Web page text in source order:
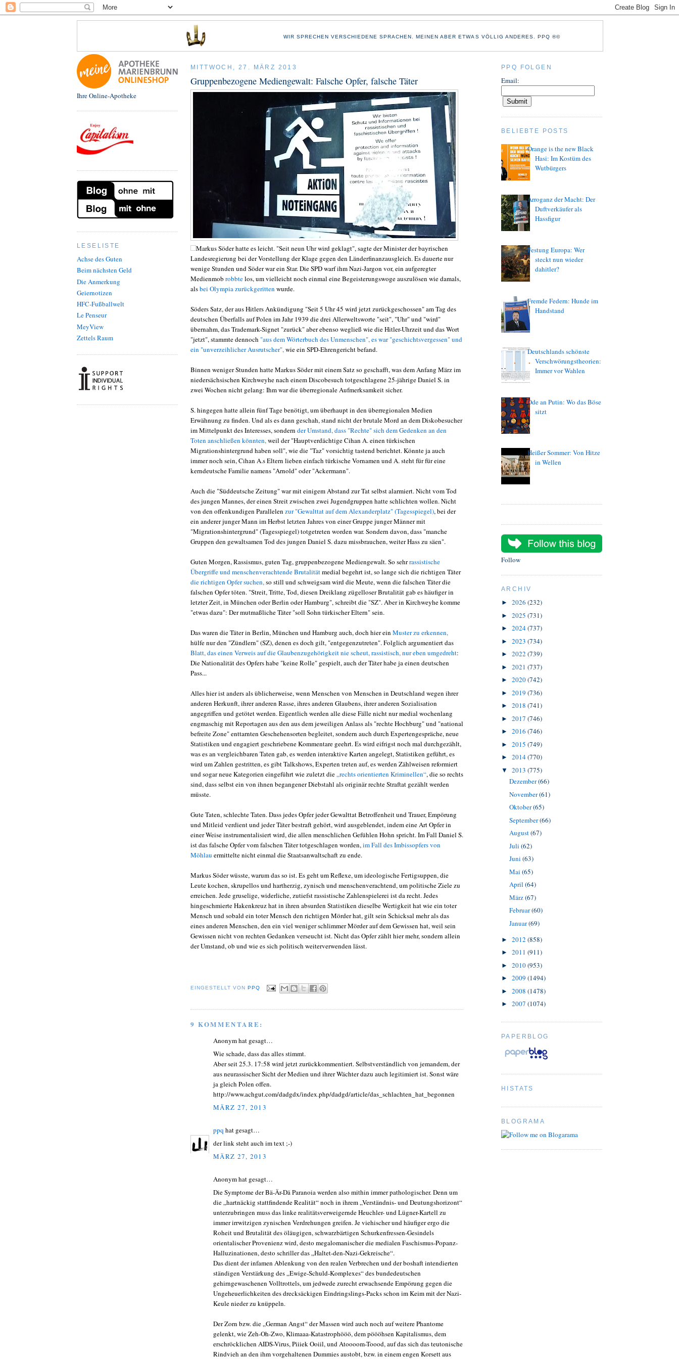
WIR SPRECHEN VERSCHIEDENE SPRACHEN. MEINEN ABER ETWAS VÖLLIG ANDERES. PPQ ®©
Ihre Online-Apotheke
LESELISTE
Achse des Guten
Beim nächsten Geld
Die Anmerkung
Geiernotizen
HFC-Fußballwelt
Le Penseur
MeyView
Zettels Raum
MITTWOCH, 27. MÄRZ 2013
Gruppenbezogene Mediengewalt: Falsche Opfer, falsche Täter
Markus Söder hatte es leicht. "Seit neun Uhr wird geklagt", sagte der Minister der bayrischen
Landesregierung bei der Vorstellung der Klage gegen den Länderfinanzausgleich. Es dauerte nur
wenige Stunden und Söder war ein Star. Die SPD warf ihm Nazi-Jargon vor, ein aufgeregter
Medienmob robbtelos, um vielleicht noch einmal eine Begeisterungswoge auszulösen wie damals,
alsbei Olympia zurückgeritten wurde.
Söders Satz, der aus Hitlers Ankündigung "Seit 5 Uhr 45 wird jetzt zurückgeschossen" am Tag des
deutschen Überfalls auf Polen im Jahr 1939 die drei Allerweltsworte "seit", "Uhr" und "wird"
übernahm, das Trademark-Signet "zurück" aber ebenso wegließ wie die Hitler-Uhrzeit und das Wort
"jetzt", stammte dennoch "aus dem Wörterbuch des Unmenschen", es war "geschichtsvergessen" und
ein "unverzeihlicher Ausrutscher", wie ein SPD-Ehrengericht befand.
Binnen weniger Stunden hatte Markus Söder mit einem Satz so geschafft, was dem Anfang März im
niedersächsischen Kirchweyhe nach einem Discobesuch totgeschlagene 25-jährige Daniel S. in
zwei Wochen nicht gelang: Ihm war die überregionale Aufmerksamkeit sicher.
S. hingegen hatte allein fünf Tage benötigt, um überhaupt in den überregionalen Medien
Erwähnung zu finden. Und als es dann geschah, stand nicht der brutale Mord an dem Diskobesucher
im Mittelpunkt des Interesses, sondern der Umstand, dass "Rechte" sich dem Gedenken an den
Toten anschließen könnten, weil der "Hauptverdächtige Cihan A. einen türkischen
Migrationshintergrund haben soll", wie die "Taz" vorsichtig tastend berichtet. Könnte ja auch
immer noch sein, Cihan A.s Eltern lieben einfach türkische Vornamen und A. steht für für eine
kerndeutsche Familie namens "Arnold" oder "Ackermann".
Auch die "Süddeutsche Zeitung" war mit einigem Abstand zur Tat selbst alarmiert. Nicht vom Tod
des jungen Mannes, der einen Streit zwischen zwei Jugendgruppen hatte schlichten wollen. Nicht
von den offenkundigen Parallelen zur "Gewalttat auf dem Alexanderplatz" (Tagesspiegel), bei der
ein anderer junger Mann im Herbst letzten Jahres von einer Gruppe junger Männer mit
"Migrationshintergrund" (Tagesspiegel) totgetreten worden war. Sondern davon, dass "manche
Gruppen den gewaltsamen Tod des jungen Daniel S. dazu missbrauchen, weiter Hass zu säen".
Guten Morgen, Rassismus, guten Tag, gruppenbezogene Mediengewalt. So sehrrassistische
Übergriffe und menschenverachtende Brutalitätmedial begehrt ist, so lange sich die richtigen Täter
die richtigen Opfer suchen, so still und schweigsam wird die Meute, wenn die falschen Täter die
falschen Opfer töten. "Streit, Tritte, Tod, diesen Dreiklang zügelloser Brutalität gab es häufiger in
letzter Zeit, in München oder Berlin oder Hamburg", schreibt die "SZ". Aber in Kirchweyhe komme
"etwas dazu": Der mutmaßliche Täter "soll Sohn türkischer Eltern" sein.
Das waren die Täter in Berlin, München und Hamburg auch, doch hier ein Muster zu erkennen,
hülfe nur den "Zündlern" (SZ), denen es doch gilt, "entgegenzutreten". Folglich argumentiert das
Blatt, das einen Verweis auf die Glaubenzugehörigkeit nie scheut, rassistisch, nur eben umgedreht:
Die Nationalität des Opfers habe "keine Rolle" gespielt, auch der Täter habe ja einen deutschen
Pass...
Alles hier ist anders als üblicherweise, wenn Menschen von Menschen in Deutschland wegen ihrer
anderen Herkunft, ihrer anderen Rasse, ihres anderen Glaubens, ihrer anderen Sozialisation
angegriffen und getötet werden. Eigentlich werden alle diese Fälle nicht nur medial wochenlang
engmaschig mit Reportagen aus den aus dem jeweiligen Anlass als "rechte Hochburg" und "national
befreite Zone" enttarnten Geschehensorten begleitet, sondern auch durch Expertengespräche, neue
Statistiken und engagiert geschriebene Kommentare geehrt. Es wird eifrigst noch mal durchgezählt,
was es an vergleichbaren Taten gab, es werden interaktive Karten angelegt, Statistiken geführt, es
wird um Zahlen gestritten, es gibt Talkshows, Experten treten auf, es werden Zählweisen reformiert
und sogar neue Kategorien eingeführt wie zuletzt die „rechts orientierten Kriminellen“, die so rechts
sind, dass selbst ein von ihnen begangener Diebstahl als originär rechte Straftat gezählt werden
müsste.
Gute Taten, schlechte Taten. Dass jedes Opfer jeder Gewalttat Betroffenheit und Trauer, Empörung
und Mitleid verdient und jeder Täter bestraft gehört, wird ausgeblendet, indem eine Art Opfer in
einer Weise instrumentalisiert wird, die allen menschlichen Gefühlen Hohn spricht. Im Fall Daniel S.
ist das falsche Opfer vom falschen Täter totgeschlagen worden, im Fall des Imbissopfers von
Möhlau ermittelte nicht einmal die Staatsanwaltschaft zu ende.
Markus Söder wüsste, warum das so ist. Es geht um Reflexe, um ideologische Fertigsuppen, die
Leute kochen, skrupellos und hartherzig, zynisch und menschenverachtend, um politische Ziele zu
erreichen. Jede gruselige, widerliche, zutiefst rassistische Zahlenspielerei ist da recht. Jedes
hingeschmierte Hakenkreuz hat in ihren absurden Statistiken dieselbe Wertigkeit hat wie ein toter
Mensch und sobald ein toter Mensch den richtigen Mörder hat, gilt sein Schicksal mehr als das
eines anderen Menschen, den ein viel weniger schlimmer Mörder auf dem Gewissen hat, weil sein
Gewissen nicht von rechten Gedanken verseucht ist. Nicht das Opfer zählt hier mehr, sondern allein
der Umstand, ob und wie es sich politisch weiterverwenden lässt.
EINGESTELLT VON PPQ
9 KOMMENTARE:
Anonym hat gesagt…
Wie schade, dass das alles stimmt.
Aber seit 25.3. 17:58 wird jetzt zurückkommentiert. Selbstverständlich von jemandem, der
aus neurassischer Sicht der Medien und ihrer Wächter dazu auch legitimiert ist. Sonst wäre
ja gleich Polen offen.
http://www.achgut.com/dadgdx/index.php/dadgd/article/das_schlachten_hat_begonnen
MÄRZ 27, 2013
ppq hat gesagt…
der link steht auch im text ;-)
MÄRZ 27, 2013
Anonym hat gesagt…
Die Symptome der Bä-Är-Dä Paranoia werden also mithin immer pathologischer. Denn um
die „hartnäckig stattfindende Realität“ noch in ihrem „Verständnis- und Deutungshorizont“
unterzubringen muss das linke realitätsverweigernde Heuchler- und Lügner-Kartell zu
immer irrwitzigen zynischen Verdrehungen greifen. Je viehischer und häufiger ergo die
Roheit und Brutalität des öläugigen, schwarzbärtigen Schurkenfressen-Gesindels
orientalischer Provenienz wird, desto megalomanischer die medialen Faschismus-Popanz-
Halluzinationen, desto schriller das „Haltet-den-Nazi-Gekreische“.
Das dient der infamen Ablenkung von den realen Verbrechen und der boshaft intendierten
ständigen Verstärkung des „Ewige-Schuld-Komplexes“ des bundedeutschen
gehirngewaschenen Volltrottels, um jedwede zurecht erwachsende Empörung gegen die
Ungeheuerlichkeiten des drecksäckigen Eindringslings-Packs schon im Keim mit der Nazi-
Keule nieder zu knüppeln.
Der Zorn bzw. die „German Angst“ der Massen wird auch noch auf weitere Phantome
gelenkt, wie Zeh-Oh-Zwo, Klimaaa-Katastrophööö, dem pöööhsen Kapitalismus, dem
erschröcklichen AIDS-Virus, Piiiek Ooiil, und Atoooom-Toood, auf das sich das teutonische
Rindvieh an den ihm vorgehaltenen Dummies austobt, bzw. in einem engen Korsett aus
PPQ FOLGEN
Email:
BELIEBTE POSTS
Orange is the new Black
Hasi: Im Kostüm des
Wutbürgers
Arroganz der Macht: Der
Duftverkäufer als
Hassfigur
Festung Europa: Wer
steckt nun wieder
dahitler?
Fremde Federn: Hunde im
Handstand
Deutschlands schönste
Verschwörungstheorien:
Immer vor Wahlen
Ode an Putin: Wo das Böse
sitzt
Heißer Sommer: Von Hitze
in Wellen
Follow
ARCHIV
► 2026 (232)
► 2025 (731)
► 2024(737)
► 2023 (734)
► 2022 (739)
► 2021 (737)
► 2020(742)
► 2019 (736)
► 2018 (741)
► 2017 (746)
► 2016 (746)
► 2015 (749)
► 2014(770)
▼ 2013 (775)
Dezember(66)
November(61)
Oktober(65)
September(66)
August(67)
Juli (62)
Juni (63)
Mai (65)
April (64)
März(67)
Februar(60)
Januar(69)
► 2012 (858)
► 2011 (911)
► 2010(953)
► 2009 (1494)
► 2008 (1478)
► 2007 (1074)
PAPERBLOG
HISTATS
BLOGRAMA